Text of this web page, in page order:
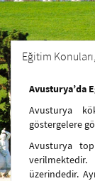
Eğitim
Avusturya’da
Avusturya
göstergelere
Avusturya
üzerindedir.